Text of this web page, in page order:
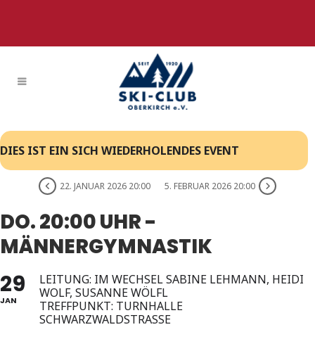
DIES IST EIN SICH WIEDERHOLENDES EVENT
22. JANUAR 2026 20:00 5. FEBRUAR 2026 20:00
DO. 20:00 UHR -
MÄNNERGYMNASTIK
29
JAN
LEITUNG: IM WECHSEL SABINE LEHMANN, HEIDI
WOLF, SUSANNE WÖLFL
TREFFPUNKT: TURNHALLE
SCHWARZWALDSTRASSE